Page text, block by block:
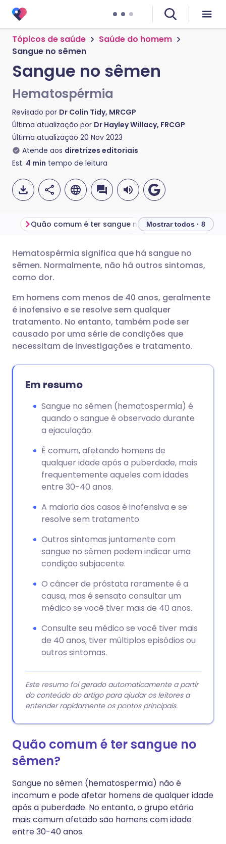
Tópicos de saúde
Saúde do homem
Sangue no sêmen
Sangue no sêmen
Hematospérmia
Revisado por Dr Colin Tidy, MRCGP
Última atualização por Dr Hayley Willacy, FRCGP
Última atualização 20 Nov 2023
Atende aos diretrizes editoriais
Est. 4 min tempo de leitura
Compartilhar por e-mail
Compartilhar via LinkedIn
Compartilhar via X
Copiar link
🇬🇧 English 🇩🇪 Deutsch
🇮🇹 Italiano
🇮🇳 हिन्दी 🇮🇱 עברית
Quão comum é ter sangue no sêmen?Mostrar todos · 8
Hematospérmia significa que há sangue no
sêmen. Normalmente, não há outros sintomas,
como dor.
Em homens com menos de 40 anos, geralmente
é inofensivo e se resolve sem qualquer
tratamento. No entanto, também pode ser
causado por uma série de condições que
necessitam de investigações e tratamento.
Em resumo
Sangue no sêmen (hematospermia) é
quando o sangue é observado durante
a ejaculação.
É comum, afetando homens de
qualquer idade após a puberdade, mais
frequentemente aqueles com idades
entre 30-40 anos.
A maioria dos casos é inofensiva e se
resolve sem tratamento.
Outros sintomas juntamente com
sangue no sêmen podem indicar uma
condição subjacente.
O câncer de próstata raramente é a
causa, mas é sensato consultar um
médico se você tiver mais de 40 anos.
Consulte seu médico se você tiver mais
de 40 anos, tiver múltiplos episódios ou
outros sintomas.
Este resumo foi gerado automaticamente a partir
do conteúdo do artigo para ajudar os leitores a
entender rapidamente os pontos principais.
Quão comum é ter sangue no
sêmen?
Sangue no sêmen (hematospermia) não é
incomum e pode afetar homens de qualquer idade
após a puberdade. No entanto, o grupo etário
mais comum afetado são homens com idade
entre 30-40 anos.